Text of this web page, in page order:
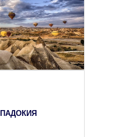
from
$4000